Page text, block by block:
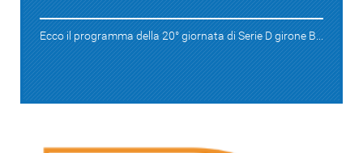
Ecco il programma della 20° giornata di Serie D girone B...